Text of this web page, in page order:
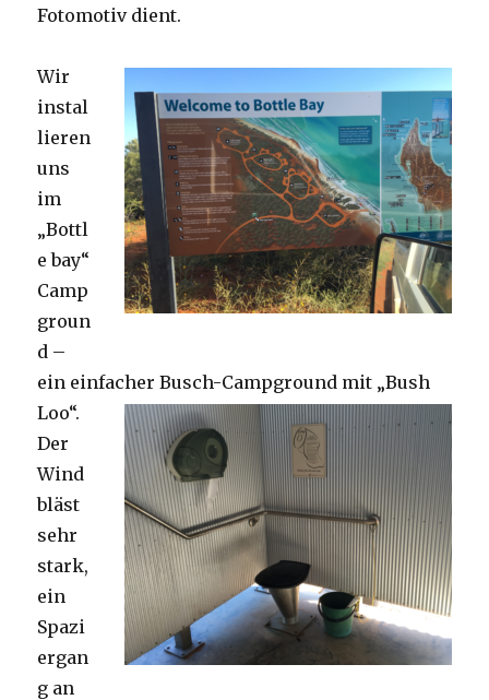
Fotomotiv dient.
Wir
instal
lieren
uns
im
„Bottl
e bay“
Camp
groun
d –
ein einfacher Busch-Campground mit „Bush
Loo“.
Der
Wind
bläst
sehr
stark,
ein
Spazi
ergan
g an